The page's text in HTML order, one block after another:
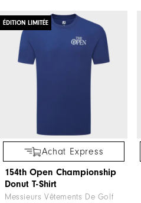
ÉDITION LIMITÉE
Achat Express
154th Open Championship
Donut T-Shirt
Messieurs Vêtements De Golf